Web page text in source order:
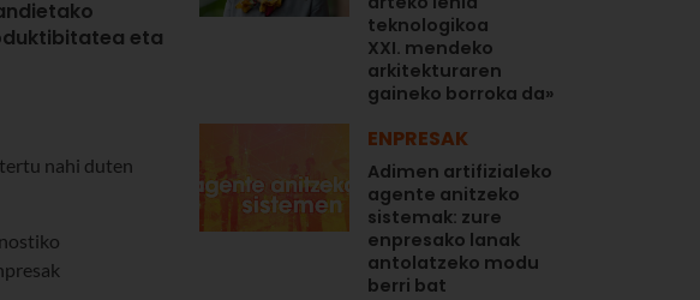
eta
nahi duten
teknologikoa
XXI. mendeko
arkitekturaren
gaineko borroka da»
ENPRESAK
Adimen artifizialeko
agente anitzeko
sistemak: zure
enpresako lanak
antolatzeko modu
berri bat